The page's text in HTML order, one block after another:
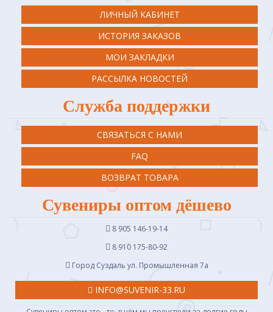
ЛИЧНЫЙ КАБИНЕТ
ИСТОРИЯ ЗАКАЗОВ
МОИ ЗАКЛАДКИ
РАССЫЛКА НОВОСТЕЙ
Служба поддержки
СВЯЗАТЬСЯ С НАМИ
FAQ
ВОЗВРАТ ТОВАРА
Сувениры оптом дёшево
8 905 146-19-14
8 910 175-80-92
Город Суздаль ул. Промышленная 7a
INFO@SUVENIR-33.RU